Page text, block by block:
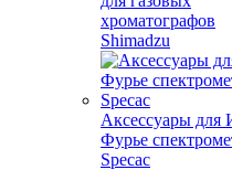
хроматографов
Shimadzu
Аксессуары для
Фурье
Specac